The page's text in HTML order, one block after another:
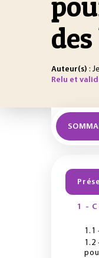
Auteur(s) :
Relu et
1 -
1.1
1.2